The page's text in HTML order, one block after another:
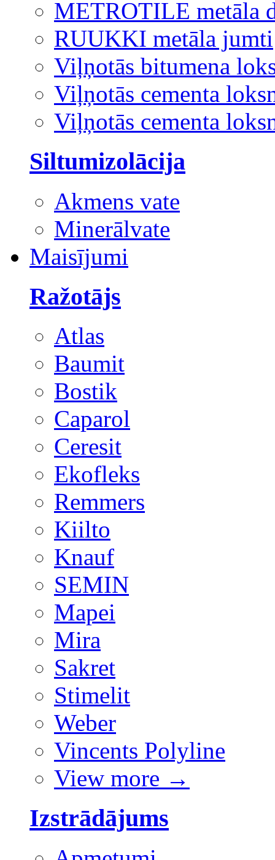
METROTILE metāla
RUUKKI metāla jumti
Viļņotās bitumena
Viļņotās cementa
Viļņotās cementa
Siltumizolācija
Akmens vate
Minerālvate
Maisījumi
Ražotājs
Atlas
Baumit
Bostik
Caparol
Ceresit
Ekofleks
Remmers
Kiilto
Knauf
SEMIN
Mapei
Mira
Sakret
Stimelit
Weber
Vincents Polyline
View more →
Izstrādājums